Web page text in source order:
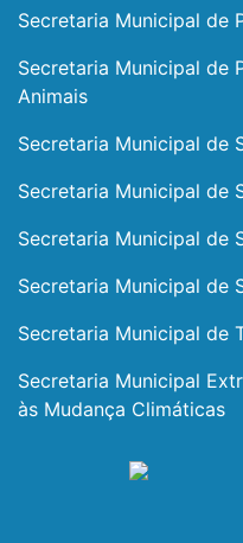
Secretaria Municipal de
Secretaria Municipal de
Animais
Secretaria Municipal de
Secretaria Municipal de
Secretaria Municipal de
Secretaria Municipal de
Secretaria Municipal de
Secretaria Municipal
às Mudança Climáticas